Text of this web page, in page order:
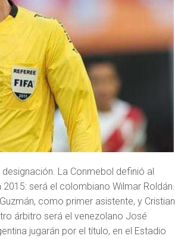
La Conmebol definió al
será el colombiano Wilmar Roldán.
como primer asistente, y Cristian
árbitro será el venezolano José
jugarán por el título, en el Estadio